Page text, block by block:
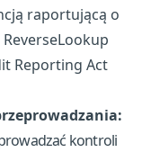
raportującą o
Reporting Act
kontroli